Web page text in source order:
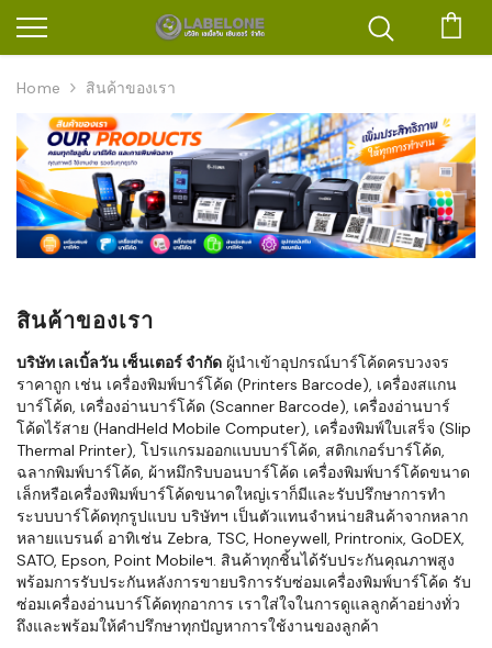
Home สินค้าของเรา
สินค้าของเรา
บริษัท เลเบิ้ลวัน เซ็นเตอร์ จำกัด ผู้นำเข้าอุปกรณ์บาร์โค้ดครบวงจร
ราคาถูก เช่น เครื่องพิมพ์บาร์โค้ด (Printers Barcode), เครื่องสแกน
บาร์โค้ด, เครื่องอ่านบาร์โค้ด (Scanner Barcode), เครื่องอ่านบาร์
โค้ดไร้สาย (HandHeld Mobile Computer), เครื่องพิมพ์ใบเสร็จ (Slip
Thermal Printer), โปรแกรมออกแบบบาร์โค้ด, สติกเกอร์บาร์โค้ด,
ฉลากพิมพ์บาร์โค้ด, ผ้าหมึกริบบอนบาร์โค้ด เครื่องพิมพ์บาร์โค้ดขนาด
เล็กหรือเครื่องพิมพ์บาร์โค้ดขนาดใหญ่เราก็มีและรับปรึกษาการทำ
ระบบบาร์โค้ดทุกรูปแบบ บริษัทฯ เป็นตัวแทนจำหน่ายสินค้าจากหลาก
หลายแบรนด์ อาทิเช่น Zebra, TSC, Honeywell, Printronix, GoDEX,
SATO, Epson, Point Mobileฯ. สินค้าทุกชิ้นได้รับประกันคุณภาพสูง
พร้อมการรับประกันหลังการขายบริการรับซ่อมเครื่องพิมพ์บาร์โค้ด รับ
ซ่อมเครื่องอ่านบาร์โค้ดทุกอาการ เราใส่ใจในการดูแลลูกค้าอย่างทั่ว
ถึงและพร้อมให้คำปรึกษาทุกปัญหาการใช้งานของลูกค้า